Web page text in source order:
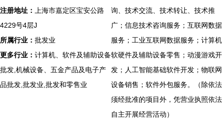
注册地址：
上海市嘉定区宝安公路
4229号4层J
所属行业： 批发业
更多行业： 计算机、软件及辅助设备
批发,机械设备、五金产品及电子产
品批发,批发业,批发和零售业
询、技术交流、技术转让、技术推
广；信息技术咨询服务；互联网数据
服务；工业互联网数据服务；计算机
软硬件及辅助设备零售；动漫游戏开
发；人工智能基础软件开发；物联网
设备销售；软件外包服务。（除依法
须经批准的项目外，凭营业执照依法
自主开展经营活动）